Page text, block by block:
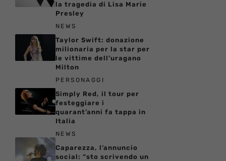
la tragedia di Lisa Marie
Presley
NEWS
Taylor Swift: donazione
milionaria per la star per
le vittime dell’uragano
Milton
PERSONAGGI
Simply Red, il tour per
festeggiare i
quarant’anni fa tappa in
Italia
NEWS
Caparezza, l’annuncio
social: “sto scrivendo un